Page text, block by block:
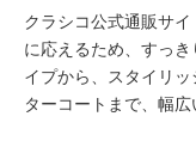
クラシコ公式通販サ
に応えるため、すっ
イプから、スタイリ
ターコートまで、幅広